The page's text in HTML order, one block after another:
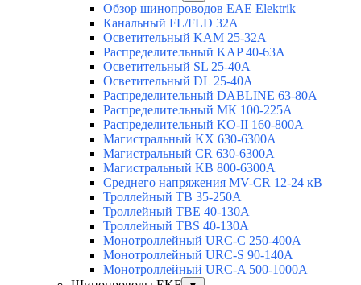
Обзор шинопроводов EAE Elektrik
Канальный FL/FLD 32A
Осветительный KAM 25-32А
Распределительный KAP 40-63A
Осветительный SL 25-40А
Осветительный DL 25-40А
Распределительный DABLINE 63-80A
Распределительный МК 100-225А
Распределительный KO-II 160-800А
Магистральный KX 630-6300А
Магистральный CR 630-6300А
Магистральный KB 800-6300А
Среднего напряжения MV-CR 12-24 кВ
Троллейный TB 35-250A
Троллейный TBE 40-130A
Троллейный TBS 40-130A
Монотроллейный URC-C 250-400A
Монотроллейный URC-S 90-140A
Монотроллейный URC-A 500-1000A